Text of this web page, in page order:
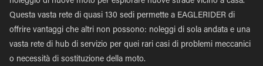
Questa vasta rete di quasi 130 sedi permette a EAGLERIDER di
offrire vantaggi che altri non possono: noleggi di sola andata e una
vasta rete di hub di servizio per quei rari casi di problemi meccanici
o necessità di sostituzione della moto.